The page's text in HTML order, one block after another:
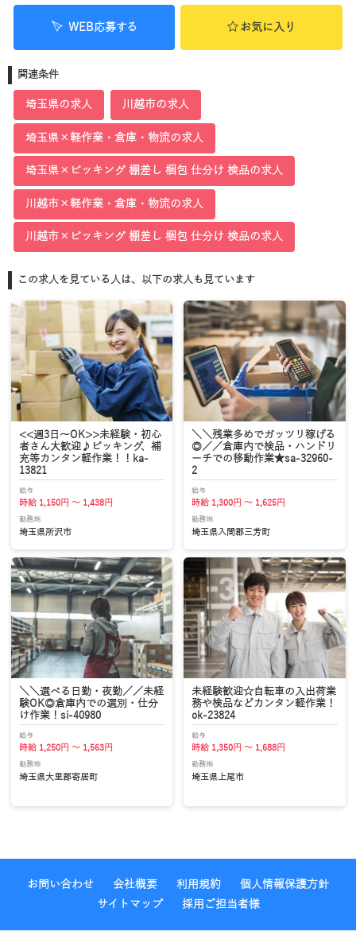
WEB応募する お気に入り
関連条件
埼玉県の求人 川越市の求人
埼玉県×軽作業・倉庫・物流の求人
埼玉県×ピッキング 棚差し 梱包 仕分け 検品の求人
川越市×軽作業・倉庫・物流の求人
川越市×ピッキング 棚差し 梱包 仕分け 検品の求人
この求人を見ている人は、以下の求人も見ています
<<週3日～OK>>未経験・初心
者さん大歓迎♪ピッキング、補
充等カンタン軽作業！！ka-
13821
給与
時給 1,150円 ～ 1,438円
勤務地
埼玉県所沢市
＼＼残業多めでガッツリ稼げる
◎／／倉庫内で検品・ハンドリ
ーチでの移動作業★sa-32960-
2
給与
時給 1,300円 ～ 1,625円
勤務地
埼玉県入間郡三芳町
＼＼選べる日勤・夜勤／／未経
験OK◎倉庫内での選別・仕分
け作業！si-40980
給与
時給 1,250円 ～ 1,563円
勤務地
埼玉県大里郡寄居町
未経験歓迎☆自転車の入出荷業
務や検品などカンタン軽作業！
ok-23824
給与
時給 1,350円 ～ 1,688円
勤務地
埼玉県上尾市
お問い合わせ 会社概要 利用規約
個人情報保護方針
サイトマップ
採用ご担当者様